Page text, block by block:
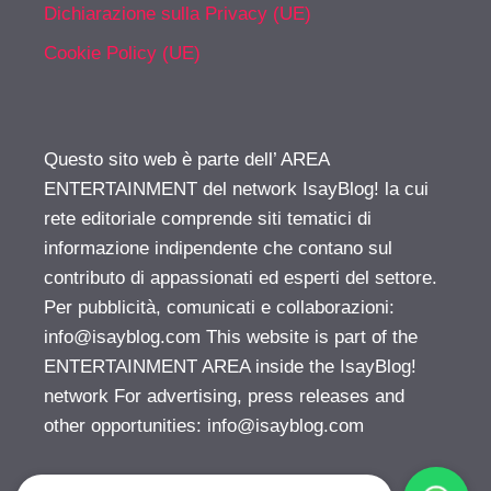
Dichiarazione sulla Privacy (UE)
Cookie Policy (UE)
Questo sito web è parte dell’ AREA
ENTERTAINMENT del network IsayBlog! la cui
rete editoriale comprende siti tematici di
informazione indipendente che contano sul
contributo di appassionati ed esperti del settore.
Per pubblicità, comunicati e collaborazioni:
info@isayblog.com This website is part of the
ENTERTAINMENT AREA inside the IsayBlog!
network For advertising, press releases and
other opportunities: info@isayblog.com